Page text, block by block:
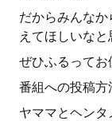
だからみんな
えてほしいなと
ぜひふるってお
番組への投稿方
ヤママとヘン